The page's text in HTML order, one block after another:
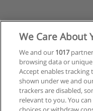
We Care About
We and our 1017
browsing data or
Accept enables
shown under we and
trackers are disabled,
relevant to you. You